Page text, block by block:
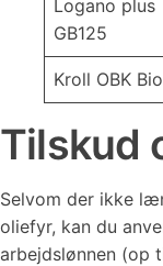
Logano plus
GB125
Kroll OBK Bio
Tilskud
Selvom der ikke
oliefyr, kan du
arbejdslønnen (op